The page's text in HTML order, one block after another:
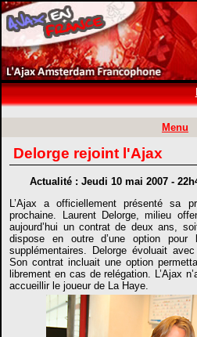
Menu
Delorge rejoint l'Ajax
Actualité : Jeudi 10 mai 2007 -
L’Ajax a officiellement présenté sa
prochaine. Laurent Delorge, milieu
aujourd’hui un contrat de deux ans,
dispose en outre d’une option pour
supplémentaires. Delorge évoluait
Son contrat incluait une option
librement en cas de relégation. L’Ajax
accueillir le joueur de La Haye.